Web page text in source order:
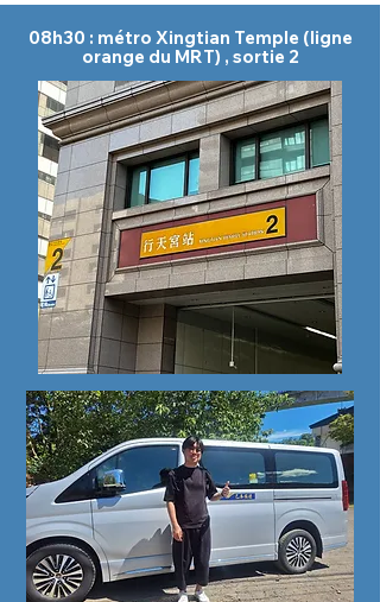
08h30 : métro Xingtian Temple (ligne
orange du MRT) , sortie 2